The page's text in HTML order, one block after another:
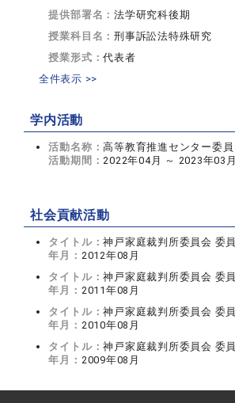
提供部署名：法学研究科後期
授業科目名：刑事訴訟法特殊研究
授業形式：代表者
全件表示 >>
学内活動
活動名称：高等教育推進センター委員
活動期間：2022年04月 ～ 2023年03月
社会貢献活動
タイトル：神戸家庭裁判所委員会 委員
年月： 2012年08月
タイトル：神戸家庭裁判所委員会 委員
年月： 2011年08月
タイトル：神戸家庭裁判所委員会 委員
年月： 2010年08月
タイトル：神戸家庭裁判所委員会 委員
年月： 2009年08月